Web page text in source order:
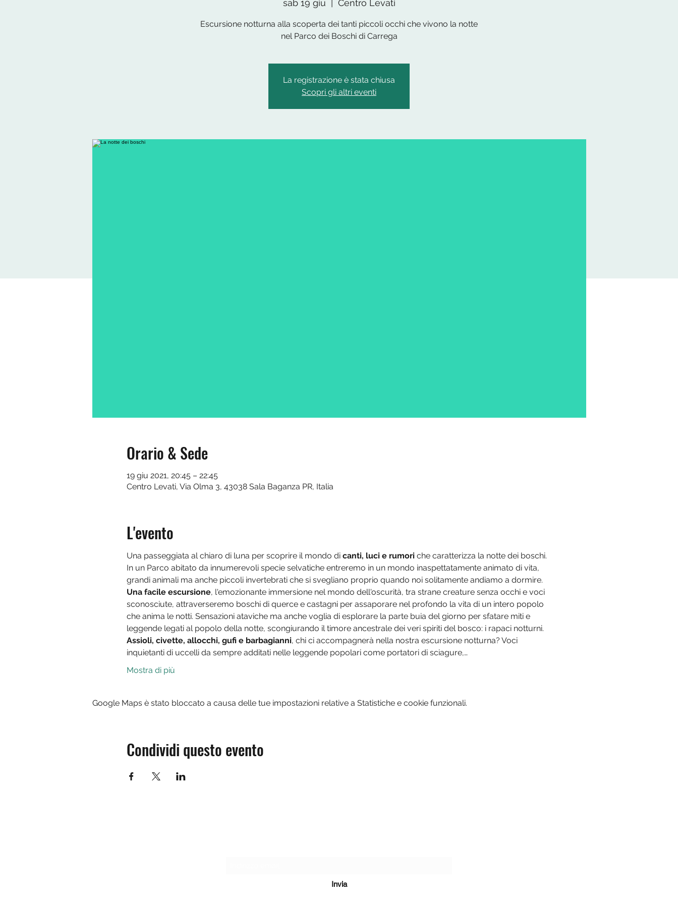
sab 19 giu Centro Levati
Escursione notturna alla scoperta dei tanti piccoli occhi che vivono la notte
nel Parco dei Boschi di Carrega
La registrazione è stata chiusa
Scopri gli altri eventi
Orario & Sede
19 giu 2021, 20:45 – 22:45
Centro Levati, Via Olma 3, 43038 Sala Baganza PR, Italia
L'evento
Una passeggiata al chiaro di luna per scoprire il mondo di canti, luci e rumori che caratterizza la notte dei boschi.
In un Parco abitato da innumerevoli specie selvatiche entreremo in un mondo inaspettatamente animato di vita,
grandi animali ma anche piccoli invertebrati che si svegliano proprio quando noi solitamente andiamo a dormire.
Una facile escursione, l'emozionante immersione nel mondo dell'oscurità, tra strane creature senza occhi e voci
sconosciute, attraverseremo boschi di querce e castagni per assaporare nel profondo la vita di un intero popolo
che anima le notti. Sensazioni ataviche ma anche voglia di esplorare la parte buia del giorno per sfatare miti e
leggende legati al popolo della notte, scongiurando il timore ancestrale dei veri spiriti del bosco: i rapaci notturni.
Assioli, civette, allocchi, gufi e barbagianni, chi ci accompagnerà nella nostra escursione notturna? Voci
inquietanti di uccelli da sempre additati nelle leggende popolari come portatori di sciagure,…
Mostra di più
Google Maps è stato bloccato a causa delle tue impostazioni relative a Statistiche e cookie funzionali.
Condividi questo evento
Invia